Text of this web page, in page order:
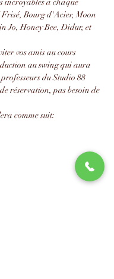
incroyables à chaque
Bourg d'Acier, Moon
Jo, Honey Bee, Didur, et
vos amis au cours
au swing qui aura
du Studio 88
réservation, pas besoin de
comme suit: